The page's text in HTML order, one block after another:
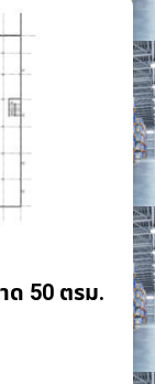
ด 50 ตรม.